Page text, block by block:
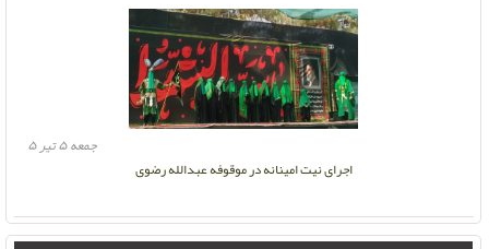
اجرای نیت امینانه در موقوفه عبدالله رضوی
جمعه ۵ تیر ۵